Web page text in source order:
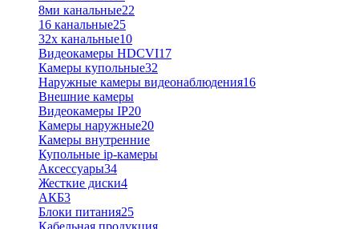
8ми канальные22
16 канальные25
32x канальные10
Видеокамеры HDCVI17
Камеры купольные32
Наружные камеры видеонаблюдения16
Внешние камеры
Видеокамеры IP20
Камеры наружные20
Камеры внутренние
Купольные ip-камеры
Аксессуары34
Жесткие диски4
АКБ3
Блоки питания25